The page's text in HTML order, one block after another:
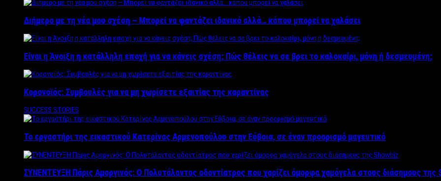
Διήμερο με τη νέα μου σχέση – Μπορεί να φαντάζει ιδανικό αλλά… κάπου μπορεί να χαλάσει
Είναι η Άνοιξη η κατάλληλη εποχή για να κάνεις σχέση; Πώς θέλεις να σε βρει το καλοκαίρι, μόνη ή δεσμευμένη;
Κορονοϊός: Συμβουλές για να μη χωρίσετε εξαιτίας της καραντίνας
SUCCESS STORIES
Το εργαστήρι της εικαστικού Κατερίνας Αρμενοπούλου στην Εύβοια, σε έναν προορισμό μαγευτικό
ΣΥΝΕΝΤΕΥΞΗ Πάρις Αμοργινός: O Πολυτάλαντος οδοντίατρος που χαρίζει όμορφα χαμόγελα στους διάσημους της